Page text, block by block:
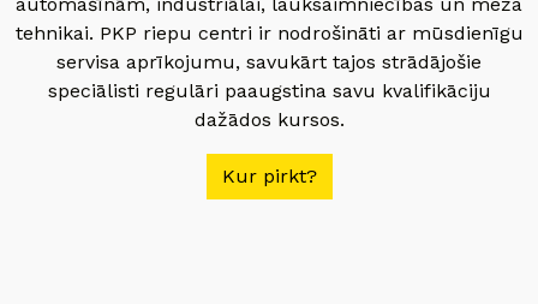
tehnikai. PKP riepu centri ir nodrošināti ar mūsdienīgu
servisa aprīkojumu, savukārt tajos strādājošie
speciālisti regulāri paaugstina savu kvalifikāciju
dažādos kursos.
Kur pirkt?